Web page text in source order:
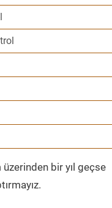
bir yıl geçse